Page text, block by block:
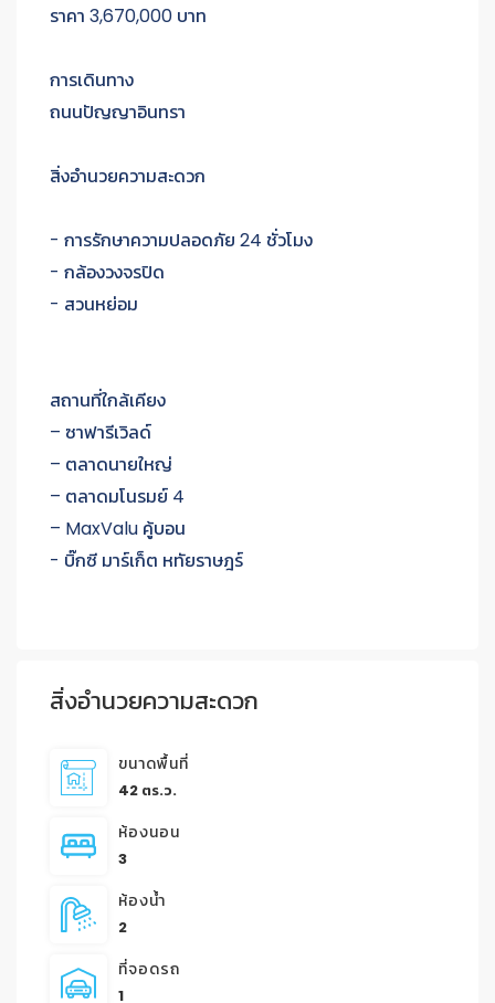
ราคา 3,670,000 บาท
การเดินทาง
ถนนปัญญาอินทรา
สิ่งอำนวยความสะดวก
- การรักษาความปลอดภัย 24 ชั่วโมง
- กล้องวงจรปิด
- สวนหย่อม
สถานที่ใกล้เคียง
– ซาฟารีเวิลด์
– ตลาดนายใหญ่
– ตลาดมโนรมย์ 4
– MaxValu คู้บอน
- บิ๊กซี มาร์เก็ต หทัยราษฎร์
สิ่งอำนวยความสะดวก
ขนาดพื้นที่
42 ตร.ว.
ห้องนอน
3
ห้องน้ำ
2
ที่จอดรถ
1